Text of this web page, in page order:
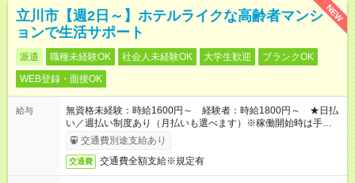
NEW
立川市【週2日～】ホテルライクな高齢者マンシ
ョンで生活サポート
派遣 職種未経験OK 社会人未経験OK 大学生歓迎
ブランクOK
WEB登録・面接OK
給与
無資格未経験：時給1600円～ 経験者：時給1800円～ ★日払
い／週払い制度あり（月払いも選べます）※稼働開始時は手続き
完了次第のお支払いとなります。
交通費別途支給あり
交通費 交通費全額支給※規定有